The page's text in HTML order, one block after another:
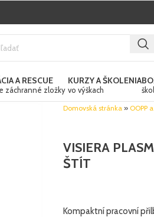
A RESCUE
záchranné zložky
KURZY A ŠKOLENIA
vo výškach
Domovská stránka » OOPP
VISIERA
ŠTÍT
Kompaktní pracovní